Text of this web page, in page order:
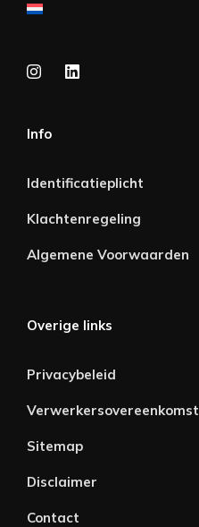
Info
Identificatieplicht
Klachtenregeling
Algemene Voorwaarden
Overige links
Privacybeleid
Verwerkersovereenkomst
Sitemap
Disclaimer
Contact